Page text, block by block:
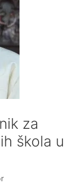
za
škola u